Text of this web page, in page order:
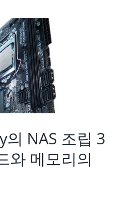
NAS 조립 3
와 메모리의